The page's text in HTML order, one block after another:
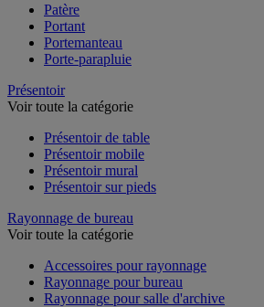
Patère
Portant
Portemanteau
Porte-parapluie
Présentoir
Voir toute la catégorie
Présentoir de table
Présentoir mobile
Présentoir mural
Présentoir sur pieds
Rayonnage de bureau
Voir toute la catégorie
Accessoires pour rayonnage
Rayonnage pour bureau
Rayonnage pour salle d'archive